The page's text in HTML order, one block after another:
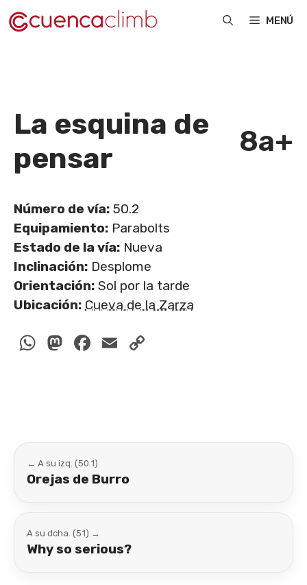
Saltar
al
MENÚ
La esquina de
pensar
8a+
Número de vía: 50.2
Equipamiento: Parabolts
Estado de la vía: Nueva
Inclinación: Desplome
Orientación: Sol por la tarde
Ubicación: Cueva de la Zarza
WhatsApp
Mastodon
Facebook
Email
← A su izq. (50.1)
Orejas de Burro
A su dcha. (51) →
Why so serious?